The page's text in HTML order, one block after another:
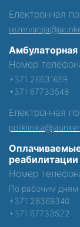
Електронная
Амбулаторная
Номер
+371 26631659
+371 67733548
Електронная
реабилитации
Номер
По рабочим дням
+371 28369340
+371 67733522